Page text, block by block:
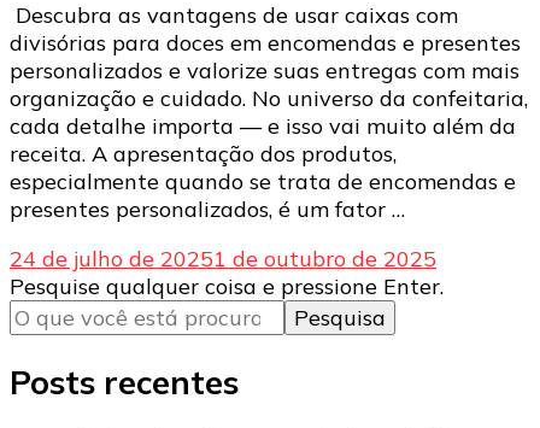
Descubra as vantagens de usar caixas com
divisórias para doces em encomendas e presentes
personalizados e valorize suas entregas com mais
organização e cuidado. No universo da confeitaria,
cada detalhe importa — e isso vai muito além da
receita. A apresentação dos produtos,
especialmente quando se trata de encomendas e
presentes personalizados, é um fator …
24 de julho de 20251 de outubro de 2025
Procurando
algo?
Pesquise qualquer coisa e pressione Enter.
Posts recentes